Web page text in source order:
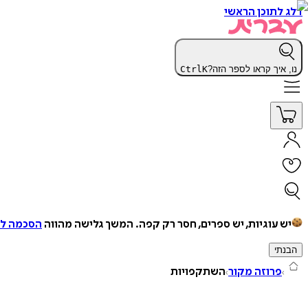
דלג לתוכן הראשי
נו, איך קראו לספר הזה? CtrlK
יש עוגיות, יש ספרים, חסר רק קפה. המשך גלישה מהווה הסכמה
הבנתי
פרוזה מקור השתקפויות